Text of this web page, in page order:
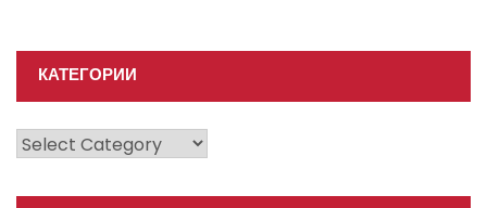
КАТЕГОРИИ
Категории